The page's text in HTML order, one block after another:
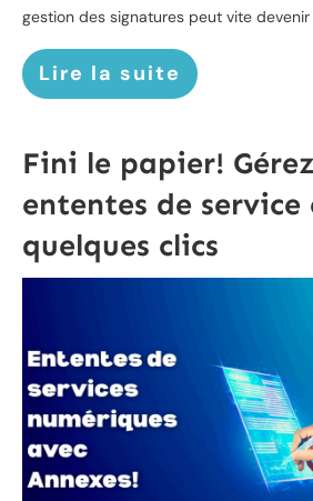
gestion des signatures peut vite
Lire la suite
Fini le papier!
ententes de service
quelques clics